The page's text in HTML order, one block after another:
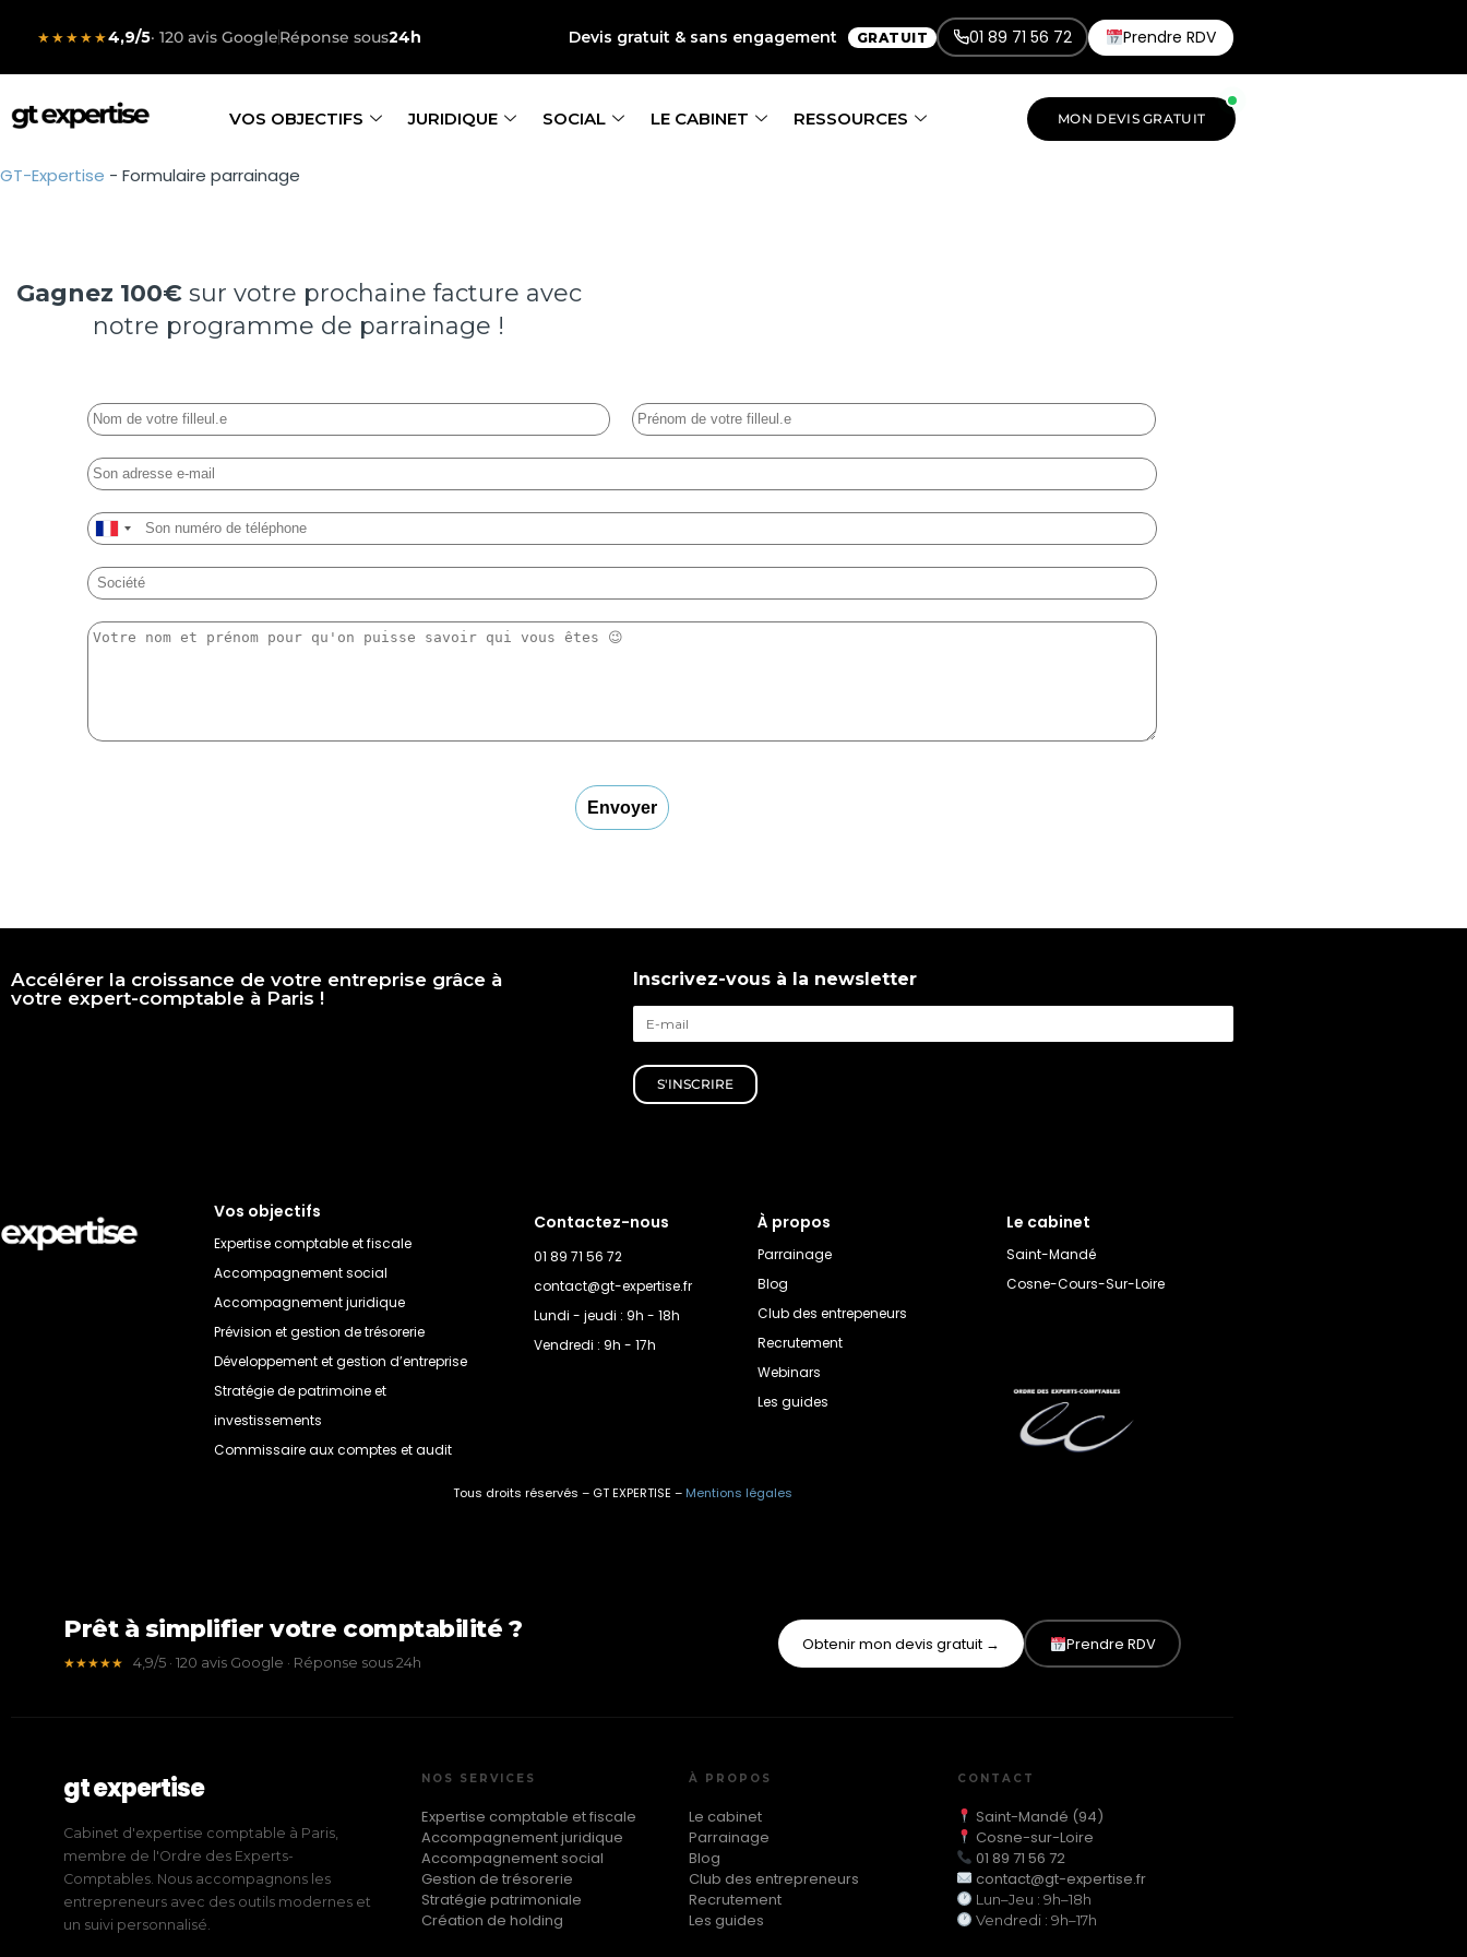
★★★★★4,9/5· 120 avis GoogleRéponse sous24h Devis gratuit & sans engagement GRATUIT 01 89 71 56 72 Prendre RDV
VOS OBJECTIFS JURIDIQUE SOCIAL LE CABINET RESSOURCES MON DEVIS GRATUIT
GT-Expertise - Formulaire parrainage
Gagnez 100€sur votre prochaine facture avec
notre programme de parrainage !
Accélérer la croissance de votre entreprise grâce à
votre expert-comptable à Paris !
Inscrivez-vous à la newsletter
S'INSCRIRE
Vos objectifs
Expertise comptable et fiscale
Accompagnement social
Accompagnement juridique
Prévision et gestion de trésorerie
Développement et gestion d’entreprise
Stratégie de patrimoine et
investissements
Commissaire aux comptes et audit
Contactez-nous
01 89 71 56 72
contact@gt-expertise.fr
Lundi - jeudi : 9h - 18h
Vendredi : 9h - 17h
À propos
Parrainage
Blog
Club des entrepeneurs
Recrutement
Webinars
Les guides
Le cabinet
Saint-Mandé
Cosne-Cours-Sur-Loire
Tous droits réservés – GT EXPERTISE – Mentions légales
Prêt à simplifier votre comptabilité ?
★★★★★ 4,9/5 · 120 avis Google · Réponse sous 24h
Obtenir mon devis gratuit → Prendre RDV
gt expertise
Cabinet d'expertise comptable à Paris,
membre de l'Ordre des Experts-
Comptables. Nous accompagnons les
entrepreneurs avec des outils modernes et
un suivi personnalisé.
NOS SERVICES
Expertise comptable et fiscale
Accompagnement juridique
Accompagnement social
Gestion de trésorerie
Stratégie patrimoniale
Création de holding
À PROPOS
Le cabinet
Parrainage
Blog
Club des entrepreneurs
Recrutement
Les guides
CONTACT
Saint-Mandé (94)
Cosne-sur-Loire
01 89 71 56 72
contact@gt-expertise.fr
Lun–Jeu : 9h–18h
Vendredi : 9h–17h